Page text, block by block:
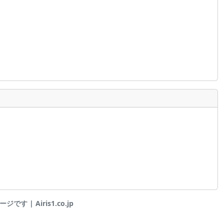
ージです | Airis1.co.jp